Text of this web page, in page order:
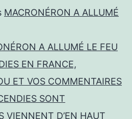
MACRONÉRON A ALLUMÉ
A ALLUMÉ LE FEU
EN FRANCE,
ET VOS COMMENTAIRES
SONT
VIENNENT D’EN HAUT